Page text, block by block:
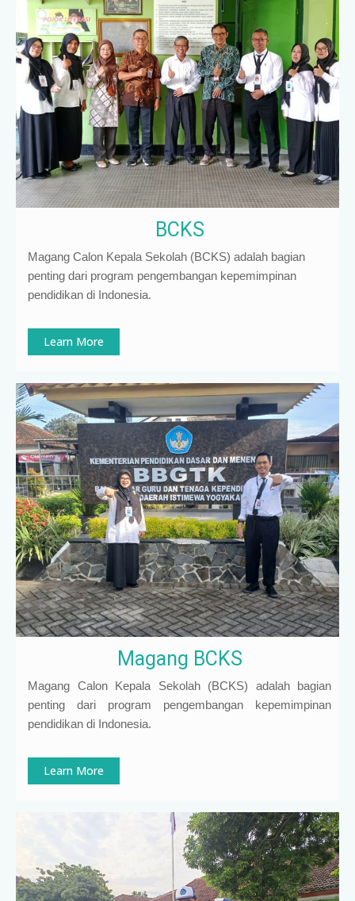
BCKS
Magang Calon Kepala Sekolah (BCKS) adalah bagian
penting dari program pengembangan kepemimpinan
pendidikan di Indonesia.
Learn More
Magang BCKS
Magang Calon Kepala Sekolah (BCKS) adalah bagian
penting dari program pengembangan kepemimpinan
pendidikan di Indonesia.
Learn More